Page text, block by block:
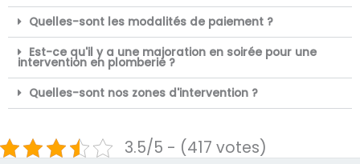
Quelles-sont les modalités de paiement ?
Est-ce qu'il y a une majoration en soirée pour une
intervention en plomberie ?
Quelles-sont nos zones d'intervention ?
3.5/5 - (417 votes)